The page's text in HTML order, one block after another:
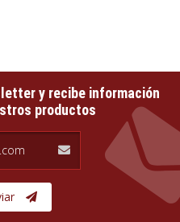
y recibe información
productos